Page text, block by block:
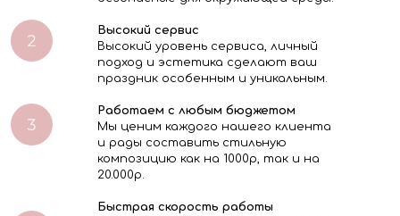
Высокий сервис
Высокий уровень сервиса, личный
подход и эстетика сделают ваш
праздник особенным и уникальным.
Работаем с любым бюджетом
Мы ценим каждого нашего клиента
и рады составить стильную
композицию как на 1000р, так и на
20.000р.
Быстрая скорость работы